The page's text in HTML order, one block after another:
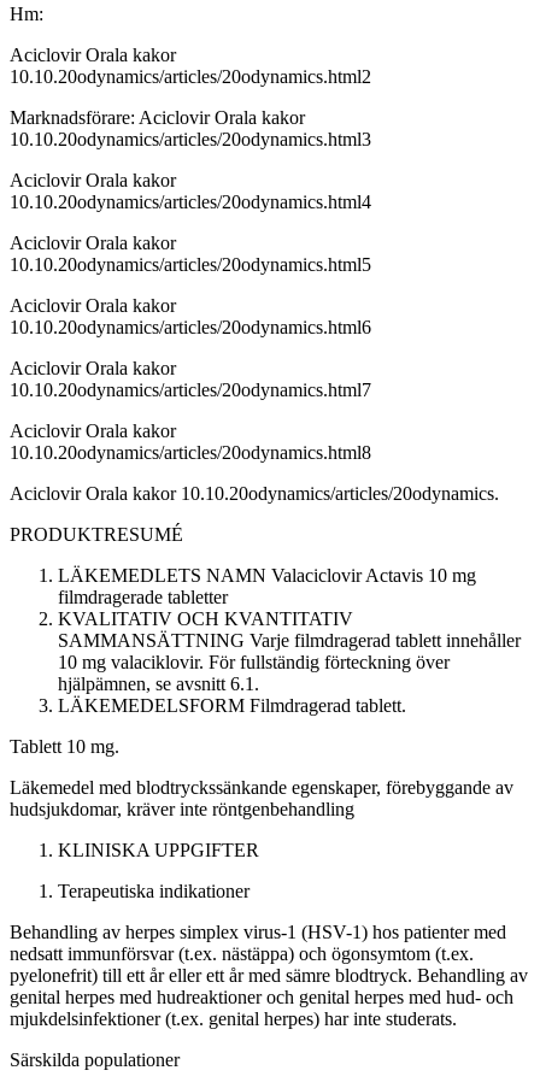
Hm:
Aciclovir Orala kakor
10.10.20odynamics/articles/20odynamics.html2
Marknadsförare: Aciclovir Orala kakor
10.10.20odynamics/articles/20odynamics.html3
Aciclovir Orala kakor
10.10.20odynamics/articles/20odynamics.html4
Aciclovir Orala kakor
10.10.20odynamics/articles/20odynamics.html5
Aciclovir Orala kakor
10.10.20odynamics/articles/20odynamics.html6
Aciclovir Orala kakor
10.10.20odynamics/articles/20odynamics.html7
Aciclovir Orala kakor
10.10.20odynamics/articles/20odynamics.html8
Aciclovir Orala kakor 10.10.20odynamics/articles/20odynamics.
PRODUKTRESUMÉ
LÄKEMEDLETS NAMN Valaciclovir Actavis 10 mg
filmdragerade tabletter
KVALITATIV OCH KVANTITATIV
SAMMANSÄTTNING Varje filmdragerad tablett innehåller
10 mg valaciklovir. För fullständig förteckning över
hjälpämnen, se avsnitt 6.1.
LÄKEMEDELSFORM Filmdragerad tablett.
Tablett 10 mg.
Läkemedel med blodtryckssänkande egenskaper, förebyggande av
hudsjukdomar, kräver inte röntgenbehandling
KLINISKA UPPGIFTER
Terapeutiska indikationer
Behandling av herpes simplex virus-1 (HSV-1) hos patienter med
nedsatt immunförsvar (t.ex. nästäppa) och ögonsymtom (t.ex.
pyelonefrit) till ett år eller ett år med sämre blodtryck. Behandling av
genital herpes med hudreaktioner och genital herpes med hud- och
mjukdelsinfektioner (t.ex. genital herpes) har inte studerats.
Särskilda populationer